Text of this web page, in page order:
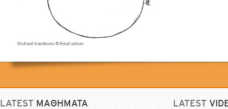
LATEST ΜΑΘΗΜΑΤΑ LATEST